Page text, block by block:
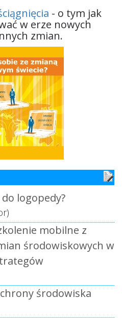
- o tym jak
w erze nowych
zmian.
do logopedy?
mobilne z
środowiskowych w
środowiska